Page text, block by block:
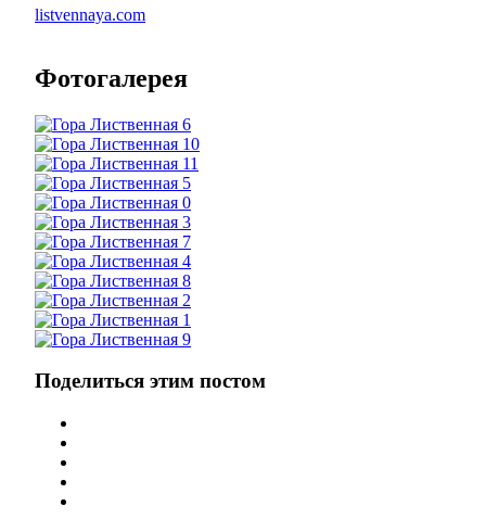
listvennaya.com
Фотогалерея
Поделиться этим постом